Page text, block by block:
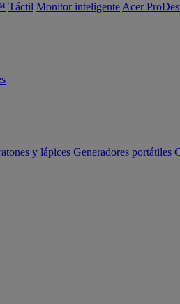
Táctil Monitor inteligente Acer
y lápices Generadores portátiles